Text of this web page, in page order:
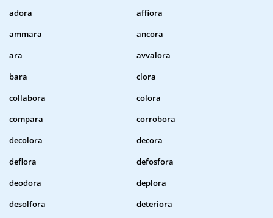
adora
affiora
ammara
ancora
ara
avvalora
bara
clora
collabora
colora
compara
corrobora
decolora
decora
deflora
defosfora
deodora
deplora
desolfora
deteriora